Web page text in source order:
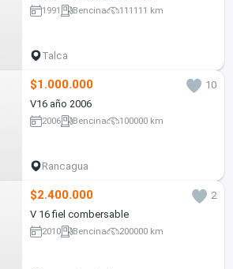
1991 Bencina 111111 km
Talca
$1.000.000
10
V16 año 2006
2006 Bencina 100000 km
Rancagua
$2.400.000
2
V 16 fiel combersable
2010 Bencina 200000 km